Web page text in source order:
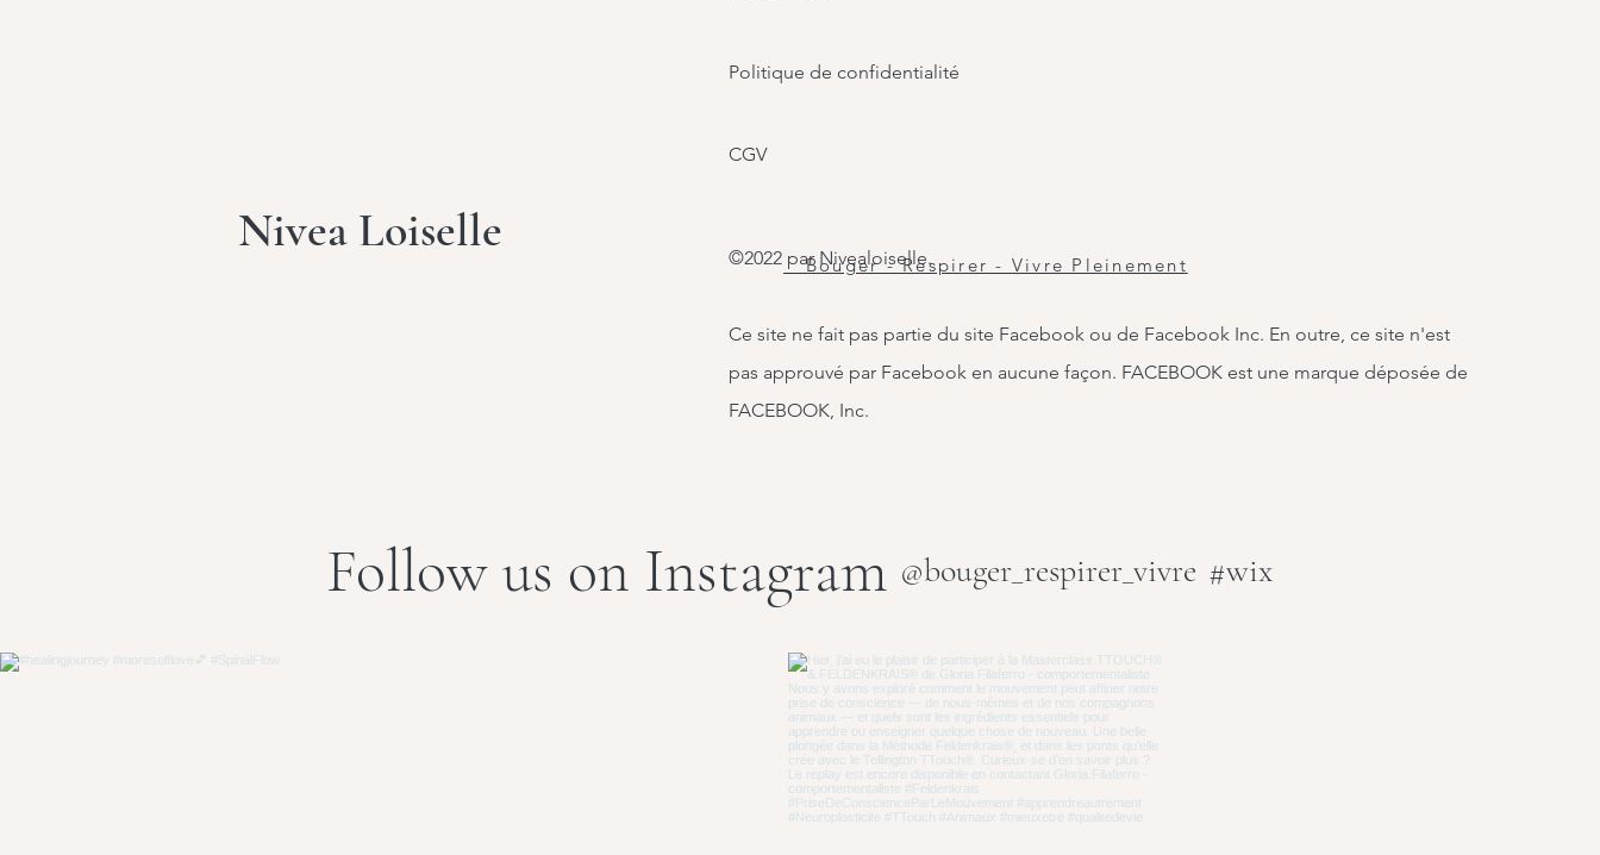
Nivea Loiselle
Bouger - Respirer - Vivre Pleinement
Politique de confidentialité
CGV
©2022 par Nivealoiselle.
Ce site ne fait pas partie du site Facebook ou de Facebook Inc. En outre, ce site n'est
pas approuvé par Facebook en aucune façon. FACEBOOK est une marque déposée de
FACEBOOK, Inc.
Follow us on Instagram #wix
@bouger_respirer_vivre